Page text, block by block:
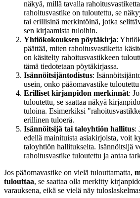
näkyä, millä tavalla
rahoitusvastike on tuloutettu, se
tai erillisinä merkintöinä, jotka
sen kirjaamista tuloihin.
Yhtiökokouksen pöytäkirja:
päättää, miten rahoitusvastiketta
on käsitelty rahoitusvastikkeen
tämä tiedotetaan pöytäkirjassa.
Isännöitsijäntodistus:
usein, onko pääomavastike
Erilliset kirjanpidon merkinnät:
tuloutettu, se saattaa näkyä
tuloina. Esimerkiksi
erillinen tuloerä.
Isännöitsijä tai taloyhtiön hallitus:
edellä mainituista asiakirjoista, voit
taloyhtiön hallitukselta. Isännöitsijä
rahoitusvastike tuloutettu ja antaa
Jos pääomavastike on vielä tulouttamatta,
tulouttaa, se saattaa olla merkitty
varauksena, eikä se vielä näy